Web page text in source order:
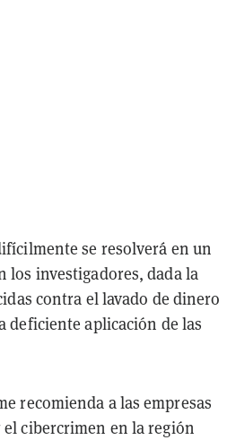
se resolverá en un
los investigadores, dada la
contra el lavado de dinero
deficiente aplicación de las
recomienda a las empresas
cibercrimen en la región